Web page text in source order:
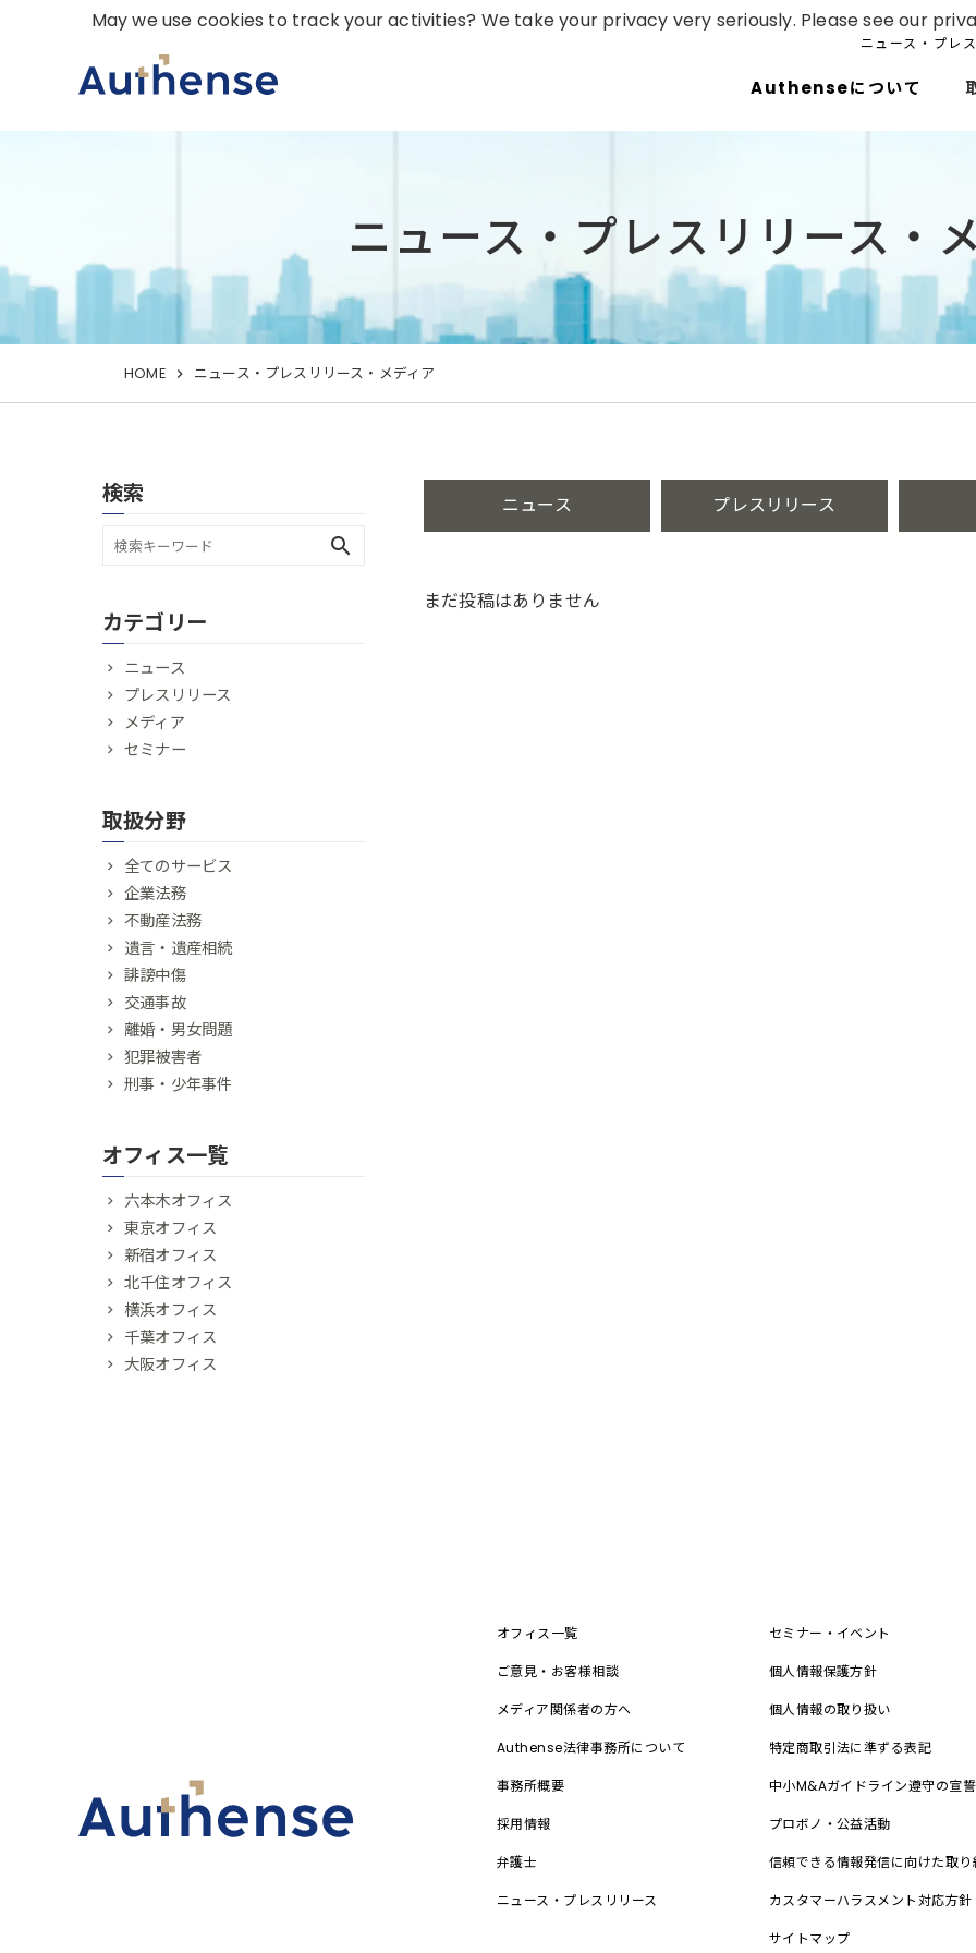
ニュース・プレ
Authenseについて
ニュース・プレスリリース・
HOME ニュース・プレスリリース・メディア
ニュース プレスリリース
まだ投稿はありません
検索
search
カテゴリー
ニュース
プレスリリース
メディア
セミナー
取扱分野
全てのサービス
企業法務
不動産法務
遺言・遺産相続
誹謗中傷
交通事故
離婚・男女問題
犯罪被害者
刑事・少年事件
オフィス一覧
六本木オフィス
東京オフィス
新宿オフィス
北千住オフィス
横浜オフィス
千葉オフィス
大阪オフィス
オフィス一覧
ご意見・お客様相談
メディア関係者の方へ
Authense法律事務所について
事務所概要
採用情報
弁護士
ニュース・プレスリリース
セミナー・イベント
個人情報保護方針
個人情報の取り扱い
特定商取引法に準ずる表記
中小M&Aガイドライン遵守の宣誓
プロボノ・公益活動
信頼できる情報発信に向けた取り
カスタマーハラスメント対応方針
サイトマップ
May we use cookies to track your activities? We take your privacy very seriously. Please see our